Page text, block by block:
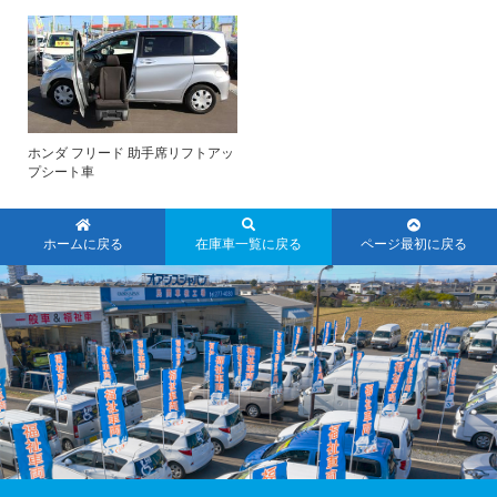
ホンダ フリード 助手席リフトアッ
プシート車
ホームに戻る 在庫車一覧に戻る ページ最初に戻る